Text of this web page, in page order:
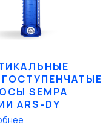
SEMPA
ARS-DY